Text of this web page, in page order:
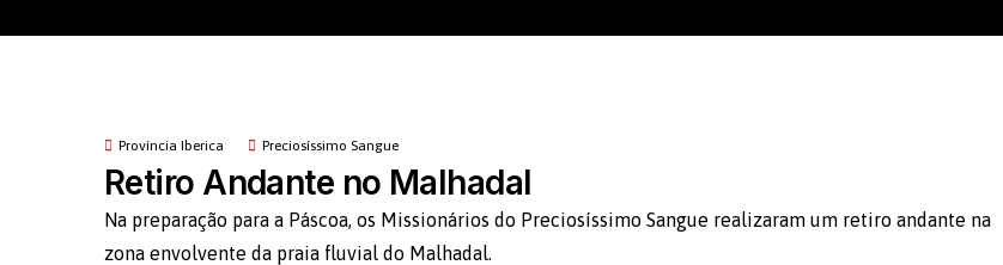
Província Iberica Preciosíssimo Sangue
Retiro Andante no Malhadal
Na preparação para a Páscoa, os Missionários do Preciosíssimo Sangue realizaram um retiro andante na
zona envolvente da praia fluvial do Malhadal.